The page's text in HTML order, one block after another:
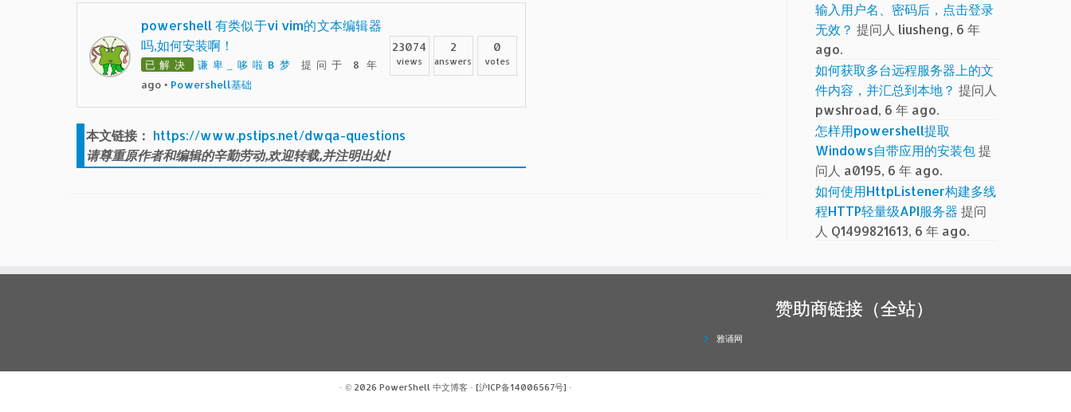
powershell 有类似于vi vim的文本编辑器
吗,如何安装啊！
已解决 谦卑_哆啦B梦
提问于 8 年
ago • Powershell基础
23074
views
2
answers
0
votes
本文链接： https://www.pstips.net/dwqa-questions
请尊重原作者和编辑的辛勤劳动,欢迎转载,并注明出处!
输入用户名、密码后，点击登录
无效？ 提问人 liusheng, 6 年
ago.
如何获取多台远程服务器上的文
件内容，并汇总到本地？ 提问人
pwshroad, 6 年 ago.
怎样用powershell提取
Windows自带应用的安装包提
问人 a0195, 6 年 ago.
如何使用HttpListener构建多线
程HTTP轻量级API服务器 提问
人 Q1499821613, 6 年 ago.
赞助商链接（全站）
雅诵网
· © 2026 PowerShell 中文博客 · [沪ICP备14006567号] ·